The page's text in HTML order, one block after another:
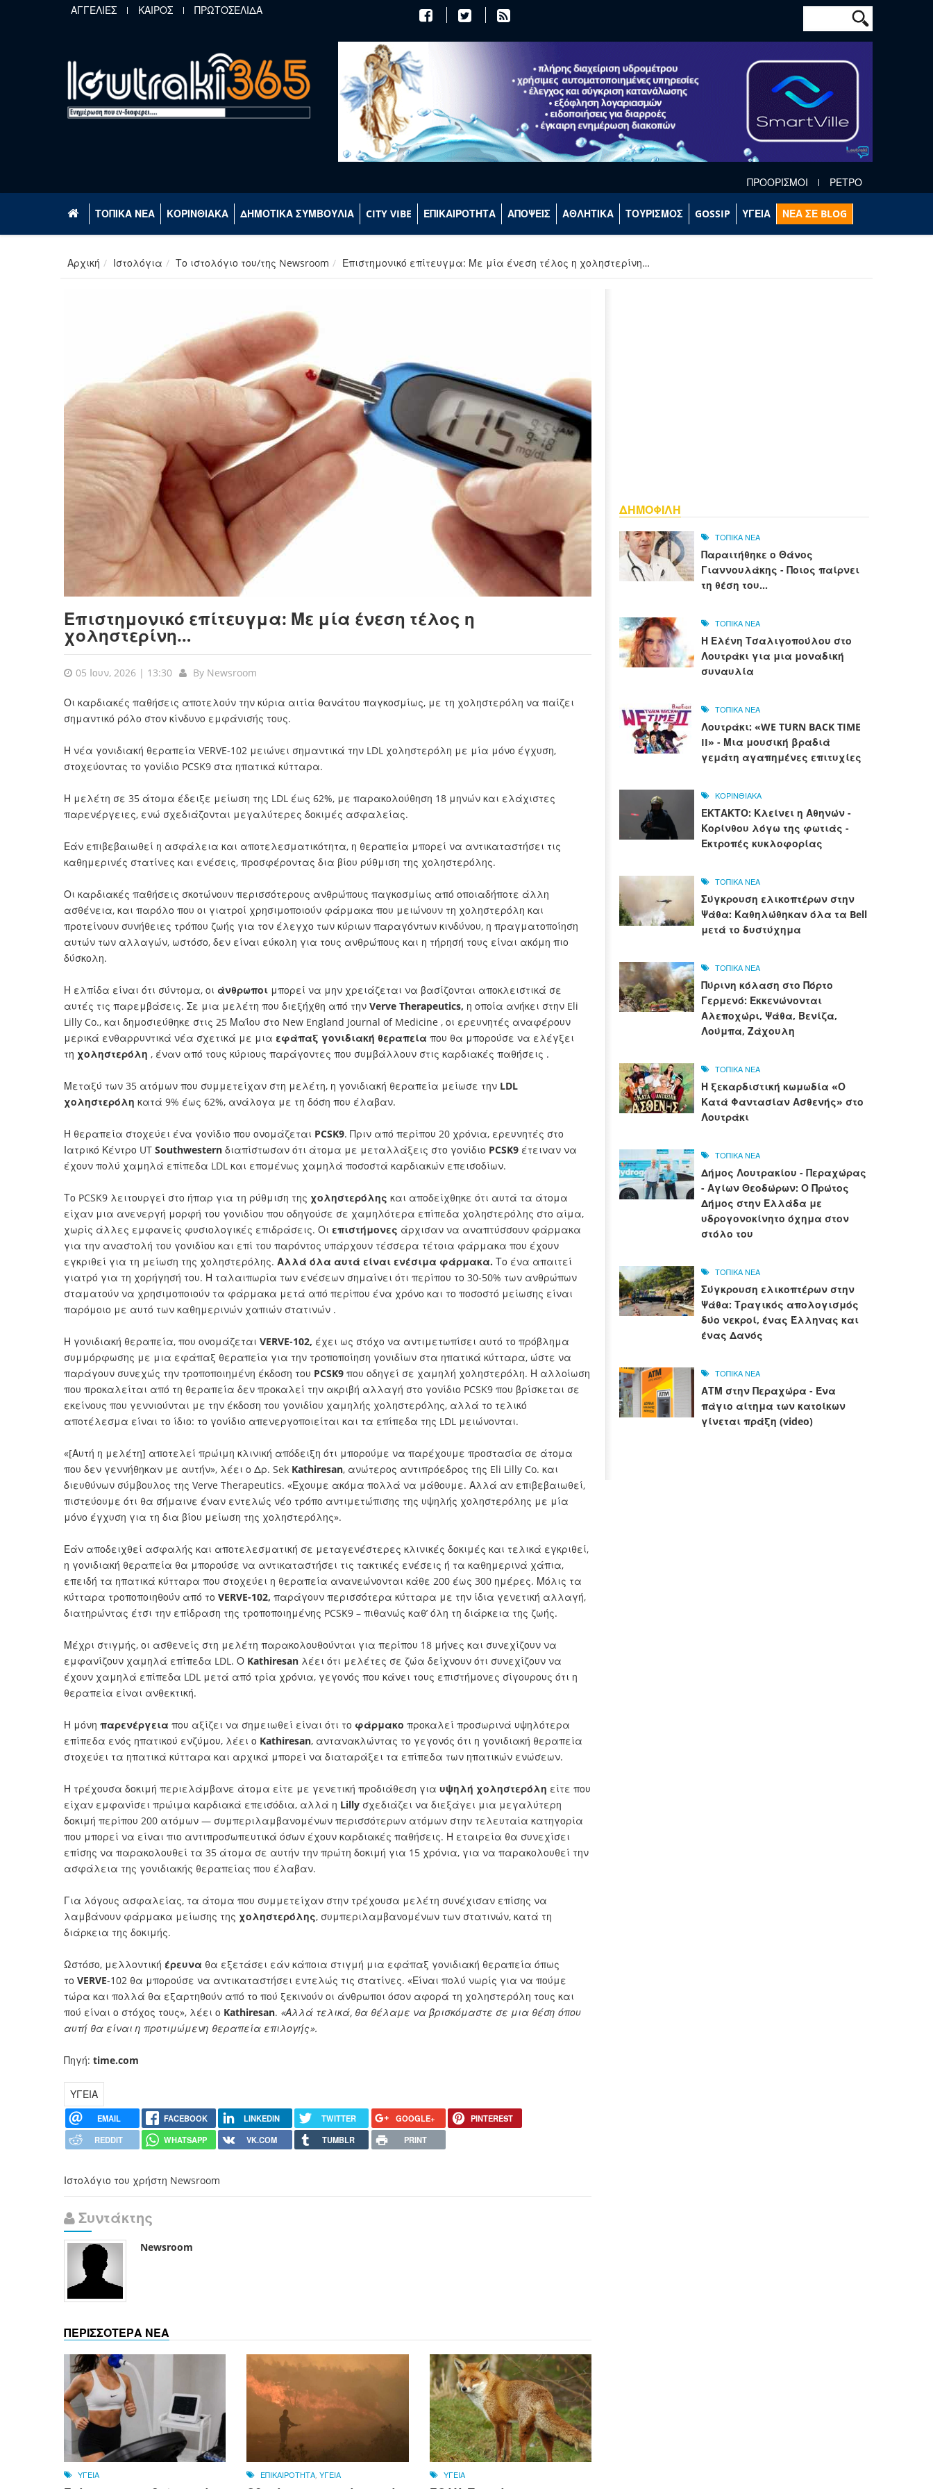
Παράκαμψη προς το κυρίως περιεχόμενο
ΑΓΓΕΛΙΕΣ ΚΑΙΡΟΣ ΠΡΩΤΟΣΕΛΙΔΑ Φόρμα
Αναζήτηση
ΠΡΟΟΡΙΣΜΟΙ ΡΕΤΡΟ
ΤΟΠΙΚΑ ΝΕΑ ΚΟΡΙΝΘΙΑΚΑ ΔΗΜΟΤΙΚΑ ΣΥΜΒΟΥΛΙΑ CITY VIBE ΕΠΙΚΑΙΡΟΤΗΤΑ ΑΠΟΨΕΙΣ ΑΘΛΗΤΙΚΑ ΤΟΥΡΙΣΜΟΣ GOSSIP ΥΓΕΙΑ ΝΕΑ ΣΕ BLOG
Αρχική Ιστολόγια Το ιστολόγιο του/της Newsroom Επιστημονικό επίτευγμα: Με μία ένεση τέλος η χοληστερίνη…
Επιστημονικό επίτευγμα: Με μία ένεση τέλος η
χοληστερίνη…
05 Ιουν, 2026 | 13:30 By Newsroom
Οι καρδιακές παθήσεις αποτελούν την κύρια αιτία θανάτου παγκοσμίως, με τη χοληστερόλη να παίζει
σημαντικό ρόλο στον κίνδυνο εμφάνισής τους.
Η νέα γονιδιακή θεραπεία VERVE-102 μειώνει σημαντικά την LDL χοληστερόλη με μία μόνο έγχυση,
στοχεύοντας το γονίδιο PCSK9 στα ηπατικά κύτταρα.
Η μελέτη σε 35 άτομα έδειξε μείωση της LDL έως 62%, με παρακολούθηση 18 μηνών και ελάχιστες
παρενέργειες, ενώ σχεδιάζονται μεγαλύτερες δοκιμές ασφαλείας.
Εάν επιβεβαιωθεί η ασφάλεια και αποτελεσματικότητα, η θεραπεία μπορεί να αντικαταστήσει τις
καθημερινές στατίνες και ενέσεις, προσφέροντας δια βίου ρύθμιση της χοληστερόλης.
Οι καρδιακές παθήσεις σκοτώνουν περισσότερους ανθρώπους παγκοσμίως από οποιαδήποτε άλλη
ασθένεια, και παρόλο που οι γιατροί χρησιμοποιούν φάρμακα που μειώνουν τη χοληστερόλη και
προτείνουν συνήθειες τρόπου ζωής για τον έλεγχο των κύριων παραγόντων κινδύνου, η πραγματοποίηση
αυτών των αλλαγών, ωστόσο, δεν είναι εύκολη για τους ανθρώπους και η τήρησή τους είναι ακόμη πιο
δύσκολη.
Η ελπίδα είναι ότι σύντομα, οι άνθρωποι μπορεί να μην χρειάζεται να βασίζονται αποκλειστικά σε
αυτές τις παρεμβάσεις. Σε μια μελέτη που διεξήχθη από την Verve Therapeutics, η οποία ανήκει στην Eli
Lilly Co., και δημοσιεύθηκε στις 25 Μαΐου στο New England Journal of Medicine , οι ερευνητές αναφέρουν
μερικά ενθαρρυντικά νέα σχετικά με μια εφάπαξ γονιδιακή θεραπεία που θα μπορούσε να ελέγξει
τη χοληστερόλη , έναν από τους κύριους παράγοντες που συμβάλλουν στις καρδιακές παθήσεις .
Μεταξύ των 35 ατόμων που συμμετείχαν στη μελέτη, η γονιδιακή θεραπεία μείωσε την LDL
χοληστερόλη κατά 9% έως 62%, ανάλογα με τη δόση που έλαβαν.
Η θεραπεία στοχεύει ένα γονίδιο που ονομάζεται PCSK9. Πριν από περίπου 20 χρόνια, ερευνητές στο
Ιατρικό Κέντρο UT Southwestern διαπίστωσαν ότι άτομα με μεταλλάξεις στο γονίδιο PCSK9 έτειναν να
έχουν πολύ χαμηλά επίπεδα LDL και επομένως χαμηλά ποσοστά καρδιακών επεισοδίων.
Το PCSK9 λειτουργεί στο ήπαρ για τη ρύθμιση της χοληστερόλης και αποδείχθηκε ότι αυτά τα άτομα
είχαν μια ανενεργή μορφή του γονιδίου που οδηγούσε σε χαμηλότερα επίπεδα χοληστερόλης στο αίμα,
χωρίς άλλες εμφανείς φυσιολογικές επιδράσεις. Οι επιστήμονες άρχισαν να αναπτύσσουν φάρμακα
για την αναστολή του γονιδίου και επί του παρόντος υπάρχουν τέσσερα τέτοια φάρμακα που έχουν
εγκριθεί για τη μείωση της χοληστερόλης. Αλλά όλα αυτά είναι ενέσιμα φάρμακα. Το ένα απαιτεί
γιατρό για τη χορήγησή του. Η ταλαιπωρία των ενέσεων σημαίνει ότι περίπου το 30-50% των ανθρώπων
σταματούν να χρησιμοποιούν τα φάρμακα μετά από περίπου ένα χρόνο και το ποσοστό μείωσης είναι
παρόμοιο με αυτό των καθημερινών χαπιών στατινών .
Η γονιδιακή θεραπεία, που ονομάζεται VERVE-102, έχει ως στόχο να αντιμετωπίσει αυτό το πρόβλημα
συμμόρφωσης με μια εφάπαξ θεραπεία για την τροποποίηση γονιδίων στα ηπατικά κύτταρα, ώστε να
παράγουν συνεχώς την τροποποιημένη έκδοση του PCSK9 που οδηγεί σε χαμηλή χοληστερόλη. Η αλλοίωση
που προκαλείται από τη θεραπεία δεν προκαλεί την ακριβή αλλαγή στο γονίδιο PCSK9 που βρίσκεται σε
εκείνους που γεννιούνται με την έκδοση του γονιδίου χαμηλής χοληστερόλης, αλλά το τελικό
αποτέλεσμα είναι το ίδιο: το γονίδιο απενεργοποιείται και τα επίπεδα της LDL μειώνονται.
«[Αυτή η μελέτη] αποτελεί πρώιμη κλινική απόδειξη ότι μπορούμε να παρέχουμε προστασία σε άτομα
που δεν γεννήθηκαν με αυτήν», λέει ο Δρ. Sek Kathiresan, ανώτερος αντιπρόεδρος της Eli Lilly Co. και
διευθύνων σύμβουλος της Verve Therapeutics. «Έχουμε ακόμα πολλά να μάθουμε. Αλλά αν επιβεβαιωθεί,
πιστεύουμε ότι θα σήμαινε έναν εντελώς νέο τρόπο αντιμετώπισης της υψηλής χοληστερόλης με μία
μόνο έγχυση για τη δια βίου μείωση της χοληστερόλης».
Εάν αποδειχθεί ασφαλής και αποτελεσματική σε μεταγενέστερες κλινικές δοκιμές και τελικά εγκριθεί,
η γονιδιακή θεραπεία θα μπορούσε να αντικαταστήσει τις τακτικές ενέσεις ή τα καθημερινά χάπια,
επειδή τα ηπατικά κύτταρα που στοχεύει η θεραπεία ανανεώνονται κάθε 200 έως 300 ημέρες. Μόλις τα
κύτταρα τροποποιηθούν από το VERVE-102, παράγουν περισσότερα κύτταρα με την ίδια γενετική αλλαγή,
διατηρώντας έτσι την επίδραση της τροποποιημένης PCSK9 – πιθανώς καθ’ όλη τη διάρκεια της ζωής.
Μέχρι στιγμής, οι ασθενείς στη μελέτη παρακολουθούνται για περίπου 18 μήνες και συνεχίζουν να
εμφανίζουν χαμηλά επίπεδα LDL. Ο Kathiresan λέει ότι μελέτες σε ζώα δείχνουν ότι συνεχίζουν να
έχουν χαμηλά επίπεδα LDL μετά από τρία χρόνια, γεγονός που κάνει τους επιστήμονες σίγουρους ότι η
θεραπεία είναι ανθεκτική.
Η μόνη παρενέργεια που αξίζει να σημειωθεί είναι ότι το φάρμακο προκαλεί προσωρινά υψηλότερα
επίπεδα ενός ηπατικού ενζύμου, λέει ο Kathiresan, αντανακλώντας το γεγονός ότι η γονιδιακή θεραπεία
στοχεύει τα ηπατικά κύτταρα και αρχικά μπορεί να διαταράξει τα επίπεδα των ηπατικών ενώσεων.
Η τρέχουσα δοκιμή περιελάμβανε άτομα είτε με γενετική προδιάθεση για υψηλή χοληστερόλη είτε που
είχαν εμφανίσει πρώιμα καρδιακά επεισόδια, αλλά η Lilly σχεδιάζει να διεξάγει μια μεγαλύτερη
δοκιμή περίπου 200 ατόμων — συμπεριλαμβανομένων περισσότερων ατόμων στην τελευταία κατηγορία
που μπορεί να είναι πιο αντιπροσωπευτικά όσων έχουν καρδιακές παθήσεις. Η εταιρεία θα συνεχίσει
επίσης να παρακολουθεί τα 35 άτομα σε αυτήν την πρώτη δοκιμή για 15 χρόνια, για να παρακολουθεί την
ασφάλεια της γονιδιακής θεραπείας που έλαβαν.
Για λόγους ασφαλείας, τα άτομα που συμμετείχαν στην τρέχουσα μελέτη συνέχισαν επίσης να
λαμβάνουν φάρμακα μείωσης της χοληστερόλης, συμπεριλαμβανομένων των στατινών, κατά τη
διάρκεια της δοκιμής.
Ωστόσο, μελλοντική έρευνα θα εξετάσει εάν κάποια στιγμή μια εφάπαξ γονιδιακή θεραπεία όπως
το VERVE-102 θα μπορούσε να αντικαταστήσει εντελώς τις στατίνες. «Είναι πολύ νωρίς για να πούμε
τώρα και πολλά θα εξαρτηθούν από το πού ξεκινούν οι άνθρωποι όσον αφορά τη χοληστερόλη τους και
πού είναι ο στόχος τους», λέει ο Kathiresan. «Αλλά τελικά, θα θέλαμε να βρισκόμαστε σε μια θέση όπου
αυτή θα είναι η προτιμώμενη θεραπεία επιλογής».
Πηγή: time.com
ΥΓΕΙΑ
EMAIL FACEBOOK LINKEDIN TWITTER GOOGLE+
PINTEREST
REDDIT
WHATSAPP VK.COM TUMBLR PRINT
Ιστολόγιο του χρήστη Newsroom
Συντάκτης
Newsroom
ΠΕΡΙΣΣΟΤΕΡΑ ΝΕΑ
ΥΓΕΙΑ ΕΠΙΚΑΙΡΟΤΗΤΑ,ΥΓΕΙΑ ΥΓΕΙΑ
ΔΗΜΟΦΙΛΗ
ΤΟΠΙΚΑ ΝΕΑ
Παραιτήθηκε ο Θάνος
Γιαννουλάκης - Ποιος παίρνει
τη θέση του...
ΤΟΠΙΚΑ ΝΕΑ
Η Ελένη Τσαλιγοπούλου στο
Λουτράκι για μια μοναδική
συναυλία
ΤΟΠΙΚΑ ΝΕΑ
Λουτράκι: «WE TURN BACK TIME
II» - Μια μουσική βραδιά
γεμάτη αγαπημένες επιτυχίες
ΚΟΡΙΝΘΙΑΚΑ
ΕΚΤΑΚΤΟ: Κλείνει η Αθηνών -
Κορίνθου λόγω της φωτιάς -
Εκτροπές κυκλοφορίας
ΤΟΠΙΚΑ ΝΕΑ
Σύγκρουση ελικοπτέρων στην
Ψάθα: Καθηλώθηκαν όλα τα Bell
μετά το δυστύχημα
ΤΟΠΙΚΑ ΝΕΑ
Πύρινη κόλαση στο Πόρτο
Γερμενό: Εκκενώνονται
Αλεποχώρι, Ψάθα, Βενίζα,
Λούμπα, Ζάχουλη
ΤΟΠΙΚΑ ΝΕΑ
Η ξεκαρδιστική κωμωδία «Ο
Κατά Φαντασίαν Ασθενής» στο
Λουτράκι
ΤΟΠΙΚΑ ΝΕΑ
Δήμος Λουτρακίου - Περαχώρας
- Αγίων Θεοδώρων: Ο Πρώτος
Δήμος στην Ελλάδα με
υδρογονοκίνητο όχημα στον
στόλο του
ΤΟΠΙΚΑ ΝΕΑ
Σύγκρουση ελικοπτέρων στην
Ψάθα: Τραγικός απολογισμός
δύο νεκροί, ένας Έλληνας και
ένας Δανός
ΤΟΠΙΚΑ ΝΕΑ
ΑΤΜ στην Περαχώρα - Ένα
πάγιο αίτημα των κατοίκων
γίνεται πράξη (video)